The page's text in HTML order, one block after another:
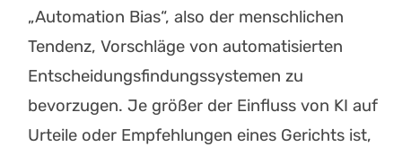
„Automation Bias“, also der menschlichen
Tendenz, Vorschläge von automatisierten
Entscheidungsfindungssystemen zu
bevorzugen. Je größer der Einfluss von KI auf
Urteile oder Empfehlungen eines Gerichts ist,